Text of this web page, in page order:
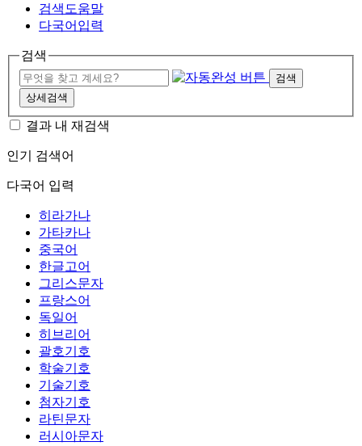
검색도움말
다국어입력
검색
검색
상세검색
결과 내 재검색
인기 검색어
다국어 입력
히라가나
가타카나
중국어
한글고어
그리스문자
프랑스어
독일어
히브리어
괄호기호
학술기호
기술기호
첨자기호
라틴문자
러시아문자